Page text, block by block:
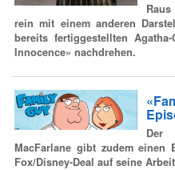
rein mit einem anderen
bereits fertiggestellten
Innocence» nachdrehen.
MacFarlane gibt zudem
Fox/Disney-Deal auf seine